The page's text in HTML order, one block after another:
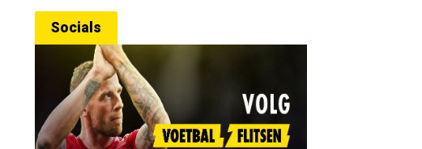
Socials